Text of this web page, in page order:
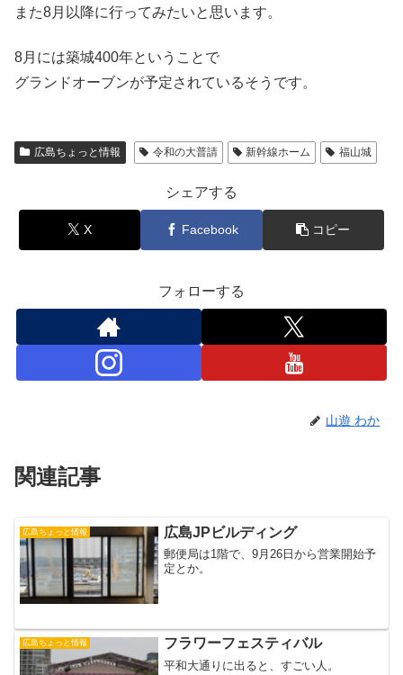
また8月以降に行ってみたいと思います。
8月には築城400年ということで
グランドオーブンが予定されているそうです。
広島ちょっと情報 令和の大普請 新幹線ホーム 福山城
シェアする
X Facebook コピー
フォローする
山遊 わか
関連記事
広島ちょっと情報 広島JPビルディング
郵便局は1階で、9月26日から営業開始予
定とか。
広島ちょっと情報 フラワーフェスティバル
平和大通りに出ると、すごい人。